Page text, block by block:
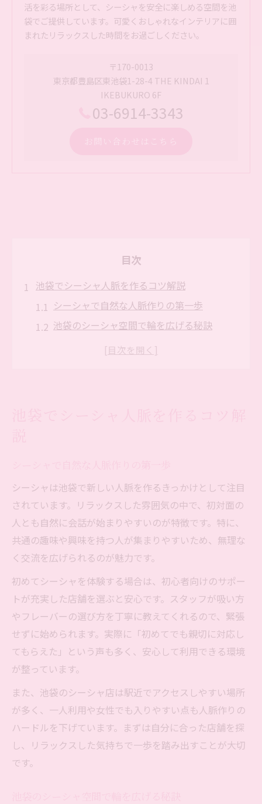
活を彩る場所として、シーシャを安全に楽しめる空間を池
袋でご提供しています。可愛くおしゃれなインテリアに囲
まれたリラックスした時間をお過ごしください。
〒170-0013
東京都豊島区東池袋1-28-4 THE KINDAI 1
IKEBUKURO 6F
03-6914-3343
お問い合わせはこちら
目次
池袋でシーシャ人脈を作るコツ解説
シーシャで自然な人脈作りの第一歩
池袋のシーシャ空間で輪を広げる秘訣
リラックスしながら人脈を築くシーシャ活
初めてでも緊張しないシーシャの楽しみ方
池袋でシーシャを始める際の安心サポート
シーシャデビューは池袋で安心に体験しよ
う
シーシャきっかけの新しい出会い方
シーシャを通じて広がる新たな出会い
シーシャ好きが集まる池袋で交流を楽しむ
会話が弾むシーシャの上手な活用方法
池袋のシーシャで異業種交流を体感
人脈形成に役立つシーシャの使い方
シーシャとSNS映えチルタイムの魅力
池袋で映えるシーシャ空間の楽しみ方
SNS映えするシーシャ体験のコツ紹介
シーシャは池袋で新しい人脈を作るきっかけとして注目
されています。リラックスした雰囲気の中で、初対面の
人とも自然に会話が始まりやすいのが特徴です。特に、
共通の趣味や興味を持つ人が集まりやすいため、無理な
く交流を広げられるのが魅力です。
初めてシーシャを体験する場合は、初心者向けのサポー
トが充実した店舗を選ぶと安心です。スタッフが吸い方
やフレーバーの選び方を丁寧に教えてくれるので、緊張
せずに始められます。実際に「初めてでも親切に対応し
てもらえた」という声も多く、安心して利用できる環境
が整っています。
また、池袋のシーシャ店は駅近でアクセスしやすい場所
が多く、一人利用や女性でも入りやすい点も人脈作りの
ハードルを下げています。まずは自分に合った店舗を探
し、リラックスした気持ちで一歩を踏み出すことが大切
です。